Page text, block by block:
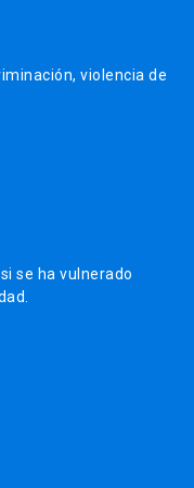
violencia de
se ha vulnerado